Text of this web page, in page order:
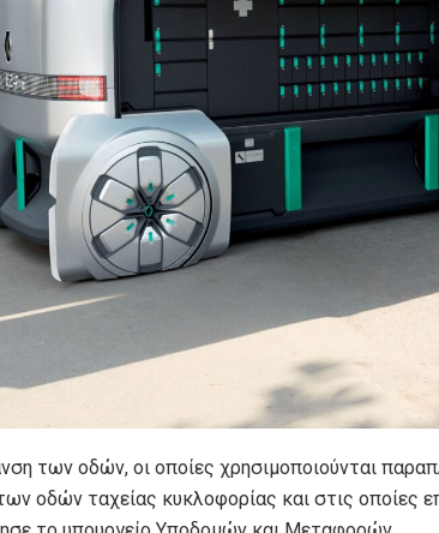
των οδών, οι οποίες χρησιμοποιούνται
οδών ταχείας κυκλοφορίας και στις οποίες